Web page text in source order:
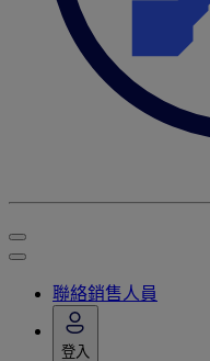
聯絡銷售人員
登入